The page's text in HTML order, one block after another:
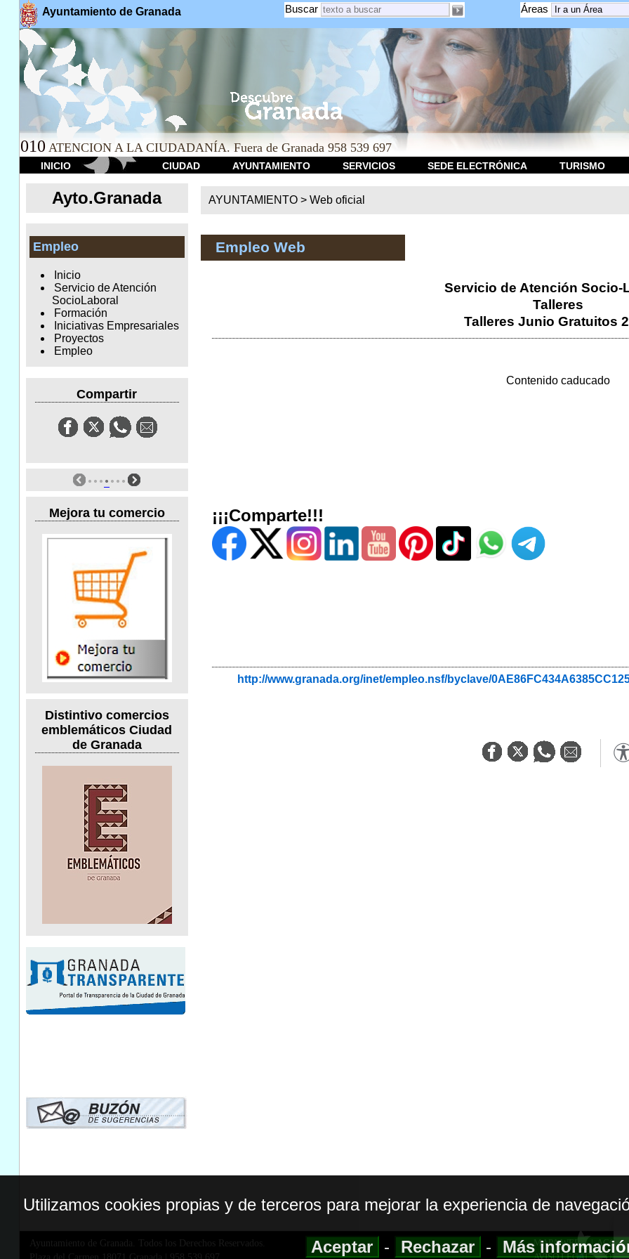
Ayuntamiento de Granada Áreas
Buscar
010 ATENCION A LA CIUDADANÍA. Fuera de Granada 958 539 697
INICIO CIUDAD AYUNTAMIENTO SERVICIOS SEDE ELECTRÓNICA TURISMO
Ayto.Granada
Empleo
Inicio
Servicio de Atención
SocioLaboral
Formación
Iniciativas Empresariales
Proyectos
Empleo
Compartir
Mejora tu comercio
Distintivo comercios
emblemáticos Ciudad
de Granada
AYUNTAMIENTO > Web oficial
Empleo Web
Servicio de Atención Socio-
Talleres
Talleres Junio Gratuitos
Contenido caducado
¡¡¡Comparte!!!
http://www.granada.org/inet/empleo.nsf/byclave/
Ayuntamiento de Granada. Todos los Derechos Reservados.
MAPA WEB|
AVISO LEGAL|
Utilizamos cookies propias y de terceros para mejorar la experiencia de
Aceptar - Rechazar - Más